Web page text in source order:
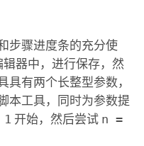
步骤进度条的充分使
辑器中，进行保存，然
具有两个长整型参数，
本工具，同时为参数提
开始，然后尝试 n =